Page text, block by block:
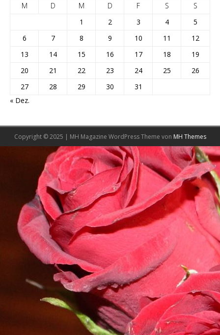
M
D M D F S
S
1
2 3 4
5
6
7 8 9 10 11
12
13
14 15 16 17 18
19
20
21 22 23 24 25
26
27
28 29 30
31
« Dez.
Copyright © 2025 | MH Magazine WordPress Theme von MH Themes